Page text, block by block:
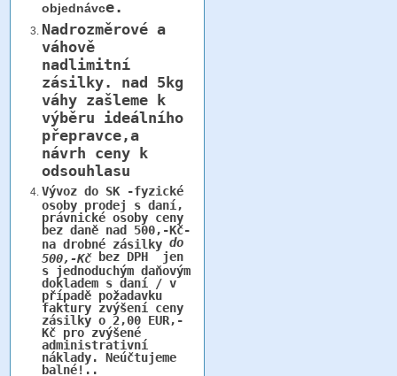
objednávce.
Nadrozměrové a
váhově
nadlimitní
zásilky. nad 5kg
váhy zašleme k
výběru ideálního
přepravce,a
návrh ceny k
odsouhlasu
Vývoz do SK -fyzické
osoby prodej s daní,
právnické osoby ceny
bez daně nad 500,-Kč-
na drobné zásilky do
500,-Kčbez DPH jen
s jednoduchým daňovým
dokladem s daní / v
případě požadavku
faktury zvýšení ceny
zásilky o 2,00 EUR,-
Kč pro zvýšené
administrativní
náklady. Neúčtujeme
balné!..